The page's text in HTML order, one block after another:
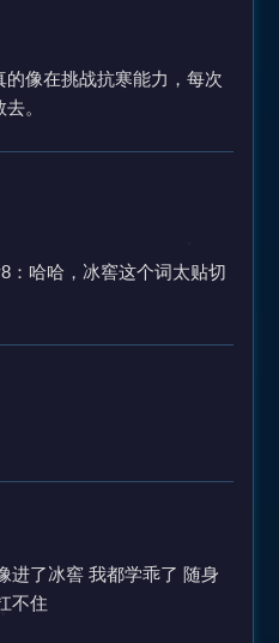
像在挑战抗寒能力，每次
。
：哈哈，冰窖这个词太贴切
进了冰窖 我都学乖了 随身
不住